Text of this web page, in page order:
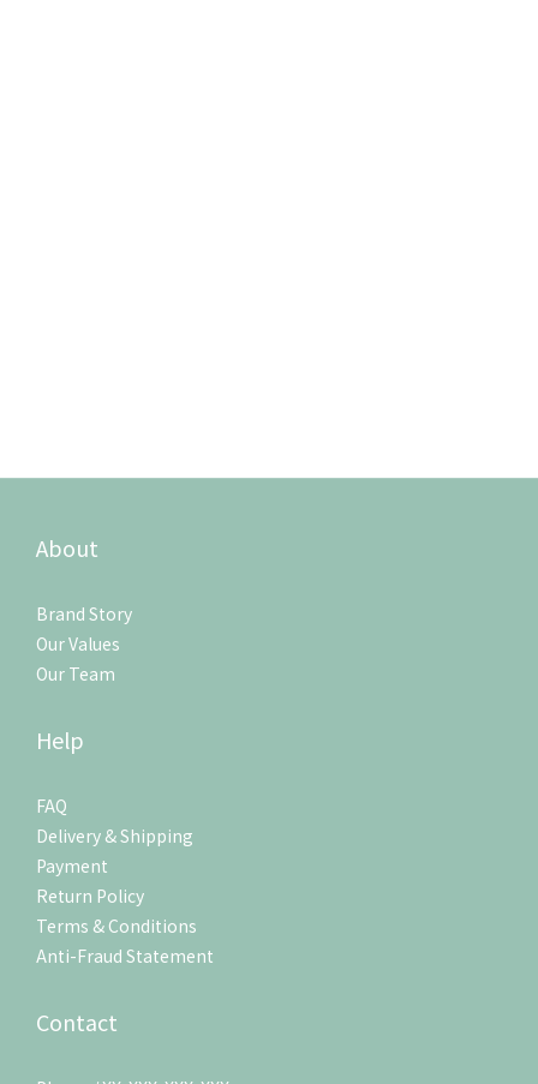
About
Brand Story
Our Values
Our Team
Help
FAQ
Delivery & Shipping
Payment
Return Policy
Terms & Conditions
Anti-Fraud Statement
Contact